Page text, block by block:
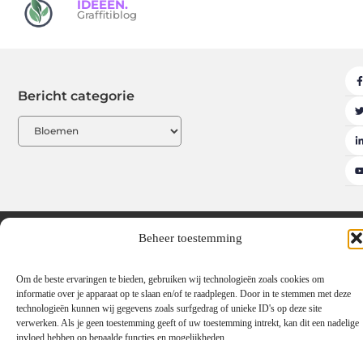
Beheer toestemming
Om de beste ervaringen te bieden, gebruiken wij technologieën zoals cookies om
informatie over je apparaat op te slaan en/of te raadplegen. Door in te stemmen met deze
technologieën kunnen wij gegevens zoals surfgedrag of unieke ID's op deze site
verwerken. Als je geen toestemming geeft of uw toestemming intrekt, kan dit een nadelige
invloed hebben op bepaalde functies en mogelijkheden.
IDEEËN.
Graffitiblog
Bericht categorie
Beroemdheden Contact
Linkbuilding platform: de sleutel tot meer online autoriteit
Geld verdienen met links: hoe jij jouw website omzet in een